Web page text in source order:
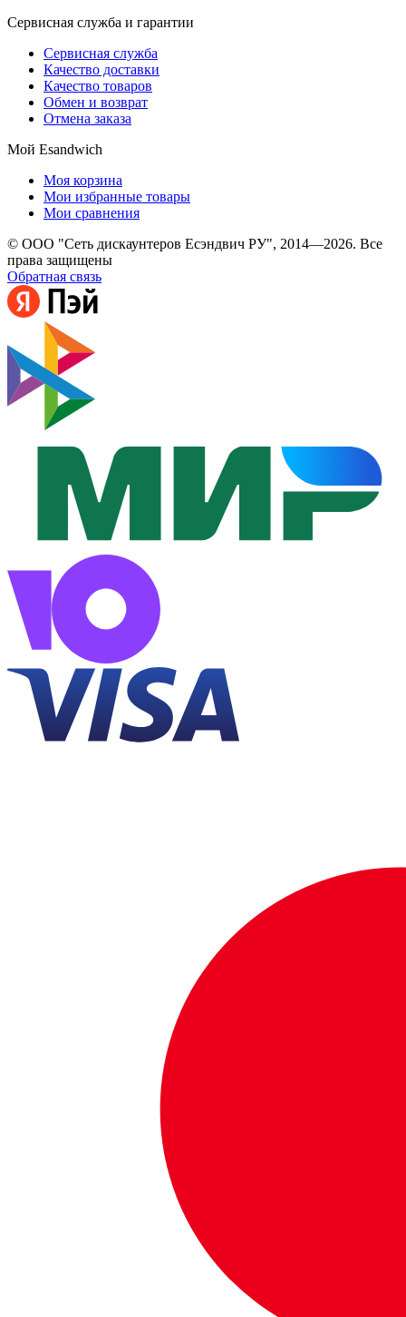
Сервисная служба и гарантии
Сервисная служба
Качество доставки
Качество товаров
Обмен и возврат
Отмена заказа
Мой Esandwich
Моя корзина
Мои избранные товары
Мои сравнения
© ООО "Сеть дискаунтеров Есэндвич РУ", 2014—2026. Все
права защищены
Обратная связь